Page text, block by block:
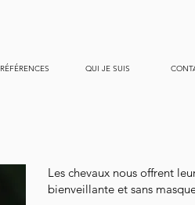
RÉFÉRENCES QUI JE SUIS
Les chevaux nous offrent
bienveillante et sans